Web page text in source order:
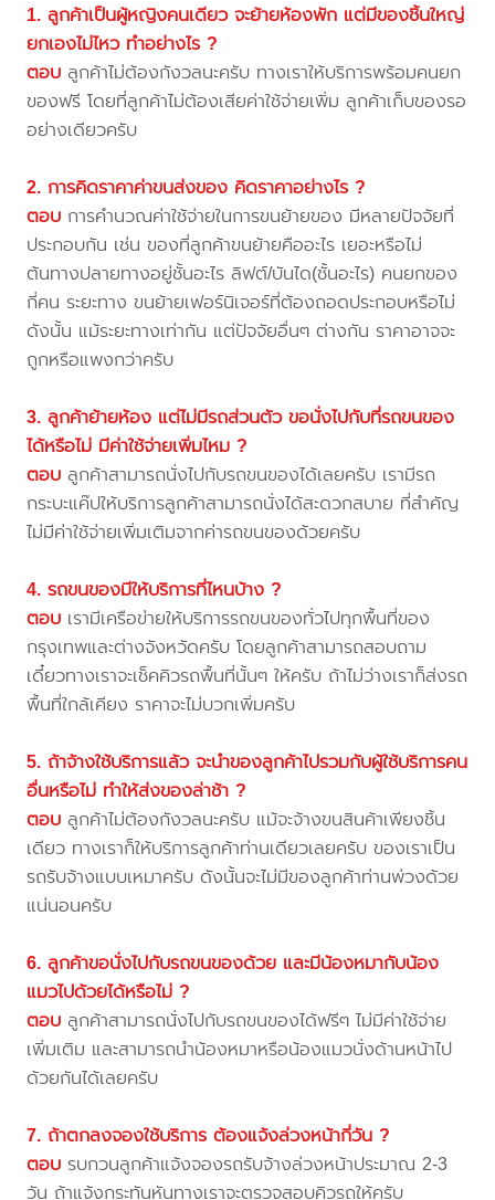
1. ลูกค้าเป็นผู้หญิงคนเดียว จะย้ายห้องพัก แต่มีของชิ้นใหญ่
ยกเองไม่ไหว ทำอย่างไร ?
ตอบ ลูกค้าไม่ต้องกังวลนะครับ ทางเราให้บริการพร้อมคนยก
ของฟรี โดยที่ลูกค้าไม่ต้องเสียค่าใช้จ่ายเพิ่ม ลูกค้าเก็บของรอ
อย่างเดียวครับ
2. การคิดราคาค่าขนส่งของ คิดราคาอย่างไร ?
ตอบ การคำนวณค่าใช้จ่ายในการขนย้ายของ มีหลายปัจจัยที่
ประกอบกัน เช่น ของที่ลูกค้าขนย้ายคืออะไร เยอะหรือไม่
ต้นทางปลายทางอยู่ชั้นอะไร ลิฟต์/บันได(ชั้นอะไร) คนยกของ
กี่คน ระยะทาง ขนย้ายเฟอร์นิเจอร์ที่ต้องถอดประกอบหรือไม่
ดังนั้น แม้ระยะทางเท่ากัน แต่ปัจจัยอื่นๆ ต่างกัน ราคาอาจจะ
ถูกหรือแพงกว่าครับ
3. ลูกค้าย้ายห้อง แต่ไม่มีรถส่วนตัว ขอนั่งไปกับที่รถขนของ
ได้หรือไม่ มีค่าใช้จ่ายเพิ่มไหม ?
ตอบ ลูกค้าสามารถนั่งไปกับรถขนของได้เลยครับ เรามีรถ
กระบะแค๊ปให้บริการลูกค้าสามารถนั่งได้สะดวกสบาย ที่สำคัญ
ไม่มีค่าใช้จ่ายเพิ่มเติมจากค่ารถขนของด้วยครับ
4. รถขนของมีให้บริการที่ไหนบ้าง ?
ตอบ เรามีเครือข่ายให้บริการรถขนของทั่วไปทุกพื้นที่ของ
กรุงเทพและต่างจังหวัดครับ โดยลูกค้าสามารถสอบถาม
เดี๋ยวทางเราจะเช็คคิวรถพื้นที่นั้นๆ ให้ครับ ถ้าไม่ว่างเราก็ส่งรถ
พื้นที่ใกล้เคียง ราคาจะไม่บวกเพิ่มครับ
5. ถ้าจ้างใช้บริการแล้ว จะนำของลูกค้าไปรวมกับผู้ใช้บริการคน
อื่นหรือไม่ ทำให้ส่งของล่าช้า ?
ตอบ ลูกค้าไม่ต้องกังวลนะครับ แม้จะจ้างขนสินค้าเพียงชิ้น
เดียว ทางเราก็ให้บริการลูกค้าท่านเดียวเลยครับ ของเราเป็น
รถรับจ้างแบบเหมาครับ ดังนั้นจะไม่มีของลูกค้าท่านพ่วงด้วย
แน่นอนครับ
6. ลูกค้าขอนั่งไปกับรถขนของด้วย และมีน้องหมากับน้อง
แมวไปด้วยได้หรือไม่ ?
ตอบ ลูกค้าสามารถนั่งไปกับรถขนของได้ฟรีๆ ไม่มีค่าใช้จ่าย
เพิ่มเติม และสามารถนำน้องหมาหรือน้องแมวนั่งด้านหน้าไป
ด้วยกันได้เลยครับ
7. ถ้าตกลงจองใช้บริการ ต้องแจ้งล่วงหน้ากี่วัน ?
ตอบ รบกวนลูกค้าแจ้งจองรถรับจ้างล่วงหน้าประมาณ 2-3
วัน ถ้าแจ้งกระทันหันทางเราจะตรวจสอบคิวรถให้ครับ